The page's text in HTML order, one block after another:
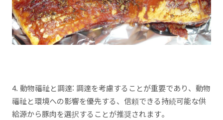
4. 動物福祉と調達: 調達を考慮することが重要であり、動物
福祉と環境への影響を優先する、信頼できる持続可能な供
給源から豚肉を選択することが推奨されます。